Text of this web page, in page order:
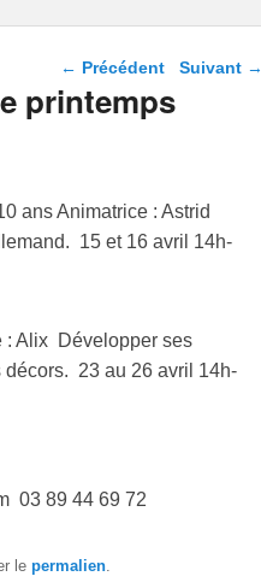
Navigation dans les
← Précédent Suivant →
printemps
ans Animatrice : Astrid
15 et 16 avril 14h-
: Alix Développer ses
décors. 23 au 26 avril 14h-
03 89 44 69 72
le permalien.